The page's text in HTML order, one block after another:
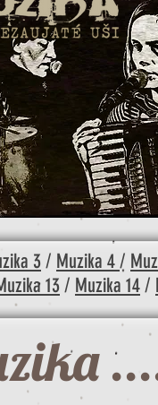
3/ Muzika 4/
13/ Muzika 14/